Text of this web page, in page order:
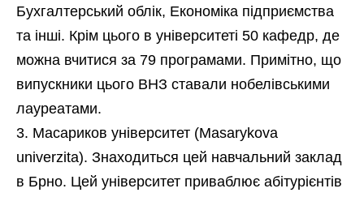
Бухгалтерський облік, Економіка підприємства
та інші. Крім цього в університеті 50 кафедр, де
можна вчитися за 79 програмами. Примітно, що
випускники цього ВНЗ ставали нобелівськими
лауреатами.
Масариков університет (Masarykova
univerzita). Знаходиться цей навчальний заклад
в Брно. Цей університет приваблює абітурієнтів